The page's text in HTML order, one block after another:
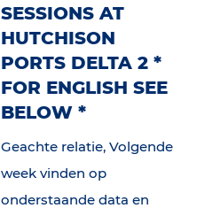
SESSIONS AT
HUTCHISON
PORTS DELTA 2 *
FOR ENGLISH SEE
BELOW *
Geachte relatie, Volgende
week vinden op
onderstaande data en